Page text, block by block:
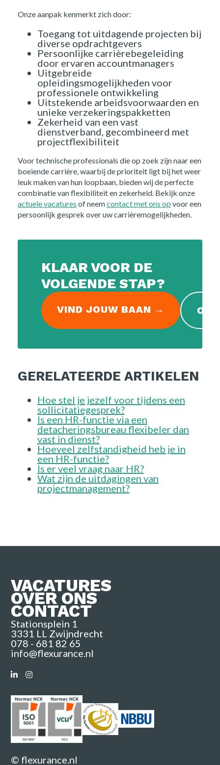
Home
Opdrachtgevers
Over ons
Nieuws
Kennis
Contact
Vacatures
Onze aanpak kenmerkt zich door:
Toegang tot uitdagende projecten bij
diverse opdrachtgevers
Persoonlijke carrièrebegeleiding
door ervaren accountmanagers
Uitgebreide
opleidingsmogelijkheden voor
professionele ontwikkeling
Uitstekende arbeidsvoorwaarden en
unieke verzekeringspakketten
Zekerheid van een vast
dienstverband, gecombineerd met
projectflexibiliteit
Voor technische professionals die op zoek zijn naar een
boeiende carrière, waarbij de prioriteit ligt bij het weer
leuk maken van hun loopbaan, bieden wij de perfecte
combinatie van flexibiliteit en zekerheid. Bekijk onze
actuele vacatures of neemcontact met ons op voor een
persoonlijk gesprek over uw carrièremogelijkheden.
KLAAR VOOR DE
VOLGENDE STAP?
VIND JOUW BAAN →
GERELATEERDE ARTIKELEN
Hoe stel je jezelf voor tijdens een
sollicitatiegesprek?
Is een HR-functie via een
detacheringsbureau flexibeler dan
vast in dienst?
Hoeveel zelfstandigheid heb je in
een HR-functie?
Is er veel vraag naar HR?
Wat zijn de uitdagingen van
projectmanagement?
VACATURES
OVER ONS
CONTACT
Stationsplein 1
3331 LL Zwijndrecht
078 - 681 82 65
info@flexurance.nl
© flexurance.nl